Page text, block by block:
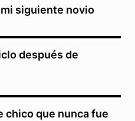
siguiente novio
después de
chico que nunca fue